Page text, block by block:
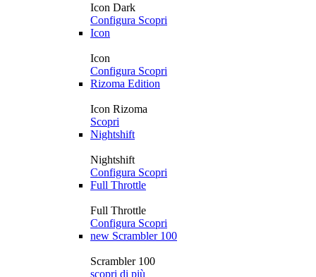
Icon Dark
Configura Scopri
Icon
Icon
Configura Scopri
Rizoma Edition
Icon Rizoma
Scopri
Nightshift
Nightshift
Configura Scopri
Full Throttle
Full Throttle
Configura Scopri
new Scrambler 100
Scrambler 100
scopri di più